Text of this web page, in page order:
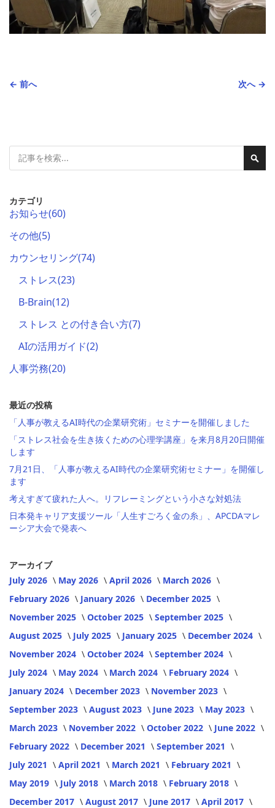
← 前へ 次へ →
検
検
カテゴリ
お知らせ(60)
その他(5)
カウンセリング(74)
ストレス(23)
B-Brain(12)
ストレス との付き合い方(7)
AIの活用ガイド(2)
人事労務(20)
最近の投稿
「人事が教えるAI時代の企業研究術」セミナーを開催しました
「ストレス社会を生き抜くための心理学講座」を来月8月20日開催
します
7月21日、「人事が教えるAI時代の企業研究術セミナー」を開催し
ます
考えすぎて疲れた人へ。リフレーミングという小さな対処法
日本発キャリア支援ツール「人生すごろく金の糸」、APCDAマレ
ーシア大会で発表へ
アーカイブ
July 2026
May 2026 April 2026
March 2026
February 2026
January 2026
December 2025
November 2025
October 2025
September 2025
August 2025
July 2025 January 2025
December 2024
November 2024
October 2024
September 2024
July 2024
May 2024 March 2024
February 2024
January 2024
December 2023
November 2023
September 2023
August 2023 June 2023
May 2023
March 2023
November 2022 October 2022
June 2022
February 2022
December 2021
September 2021
July 2021
April 2021 March 2021
February 2021
May 2019
July 2018 March 2018
February 2018
December 2017
August 2017 June 2017
April 2017